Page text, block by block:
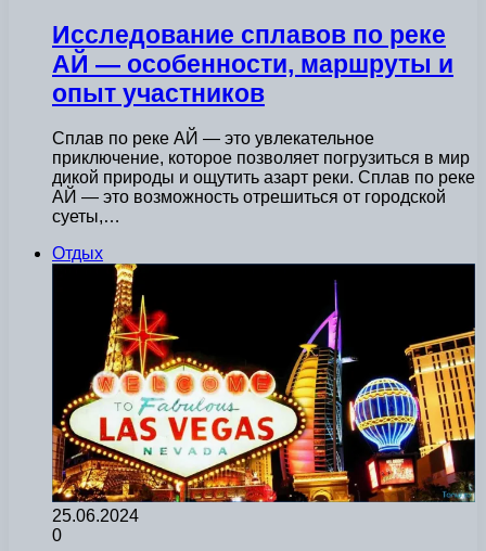
Исследование сплавов по реке
АЙ — особенности, маршруты и
опыт участников
Сплав по реке АЙ — это увлекательное
приключение, которое позволяет погрузиться в мир
дикой природы и ощутить азарт реки. Сплав по реке
АЙ — это возможность отрешиться от городской
суеты,…
Отдых
25.06.2024
0